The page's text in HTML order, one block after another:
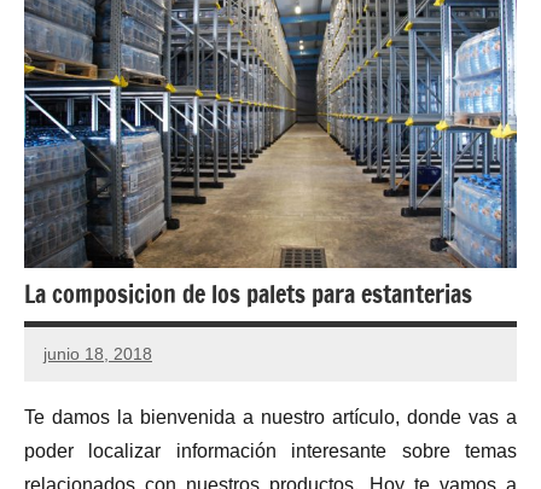
La composicion de los palets para estanterias
junio 18, 2018
Te damos la bienvenida a nuestro artículo, donde vas a
poder localizar información interesante sobre temas